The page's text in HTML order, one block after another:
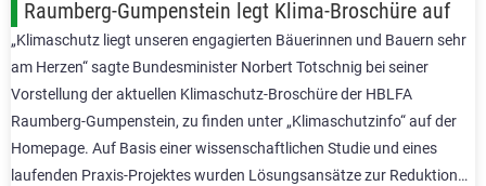
Raumberg-Gumpenstein legt Klima-Broschüre auf
„Klimaschutz liegt unseren engagierten Bäuerinnen und Bauern sehr
am Herzen“ sagte Bundesminister Norbert Totschnig bei seiner
Vorstellung der aktuellen Klimaschutz-Broschüre der HBLFA
Raumberg-Gumpenstein, zu finden unter „Klimaschutzinfo“ auf der
Homepage. Auf Basis einer wissenschaftlichen Studie und eines
laufenden Praxis-Projektes wurden Lösungsansätze zur Reduktion…